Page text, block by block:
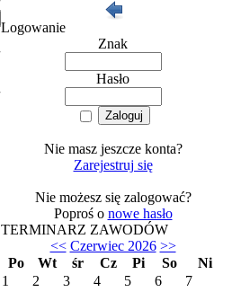
Logowanie
Znak
Hasło
Nie masz jeszcze konta?
Zarejestruj się
Nie możesz się zalogować?
Poproś o nowe hasło
TERMINARZ ZAWODÓW
<< Czerwiec 2026 >>
Po
Wt śr Cz Pi So
Ni
1
2 3 4 5 6
7